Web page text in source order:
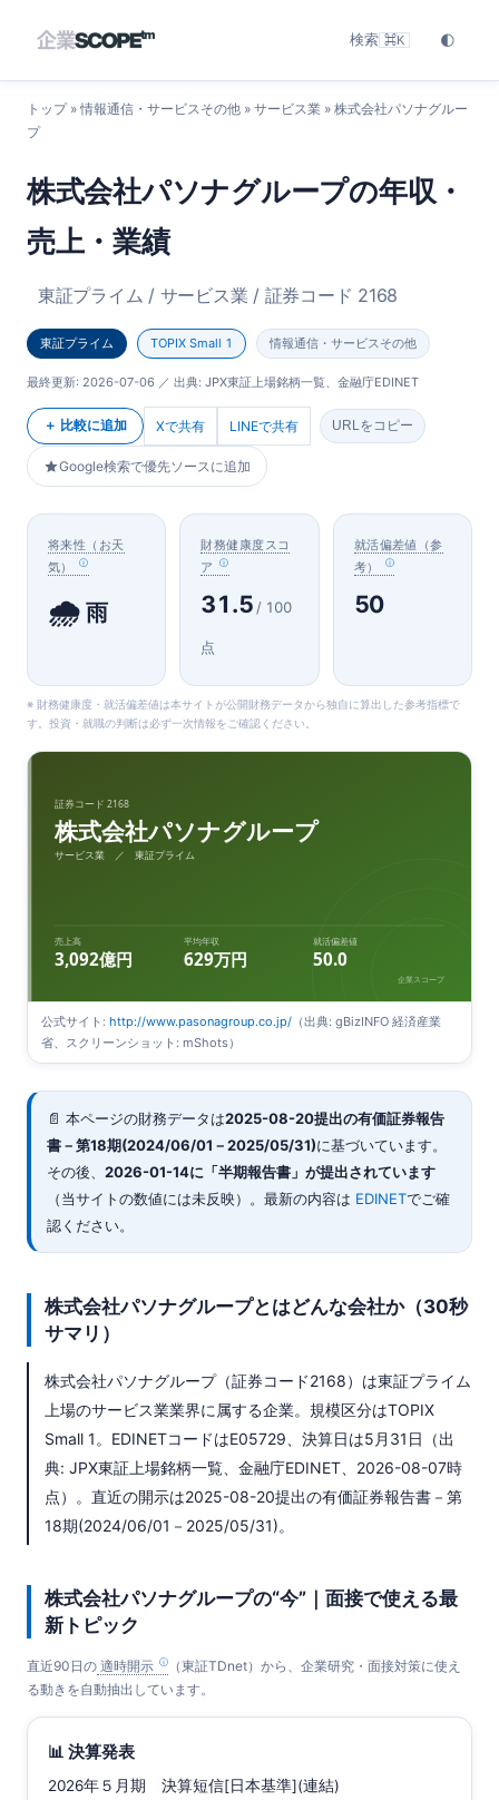
検索 ⌘K 🌓
トップ» 情報通信・サービスその他 » サービス業 » 株式会社パソナグルー
プ
株式会社パソナグループの年収・
売上・業績
東証プライム / サービス業 / 証券コード 2168
東証プライム TOPIX Small 1 情報通信・サービスその他
最終更新: 2026-07-06 ／ 出典: JPX東証上場銘柄一覧、金融庁EDINET
＋ 比較に追加 Xで共有 LINEで共有 URLをコピー
Google検索で優先ソースに追加
将来性（お天
気）
🌧️雨
財務健康度スコ
ア
31.5 / 100
点
就活偏差値（参
考）
50
※ 財務健康度・就活偏差値は本サイトが公開財務データから独自に算出した参考指標で
す。投資・就職の判断は必ず一次情報をご確認ください。
証券コード 2168
株式会社パソナグループ
サービス業 ／ 東証プライム
売上高
3,092億円
平均年収
629万円
就活偏差値
50.0
企業スコープ
公式サイト: http://www.pasonagroup.co.jp/ （出典: gBizINFO 経済産業
省、スクリーンショット: mShots）
📄 本ページの財務データは2025-08-20提出の有価証券報告
書－第18期(2024/06/01－2025/05/31)に基づいています。
その後、 2026-01-14に「半期報告書」が提出されています
（当サイトの数値には未反映）。最新の内容は EDINETでご確
認ください。
株式会社パソナグループとはどんな会社か（30秒
サマリ）
株式会社パソナグループ（証券コード2168）は東証プライム
上場のサービス業業界に属する企業。規模区分はTOPIX
Small 1。EDINETコードはE05729、決算日は5月31日（出
典: JPX東証上場銘柄一覧、金融庁EDINET、2026-08-07時
点）。直近の開示は2025-08-20提出の有価証券報告書－第
18期(2024/06/01－2025/05/31)。
株式会社パソナグループの“今”｜面接で使える最
新トピック
直近90日の 適時開示
（東証TDnet）から、企業研究・面接対策に使え
る動きを自動抽出しています。
📊 決算発表
2026年５月期 決算短信[日本基準](連結)